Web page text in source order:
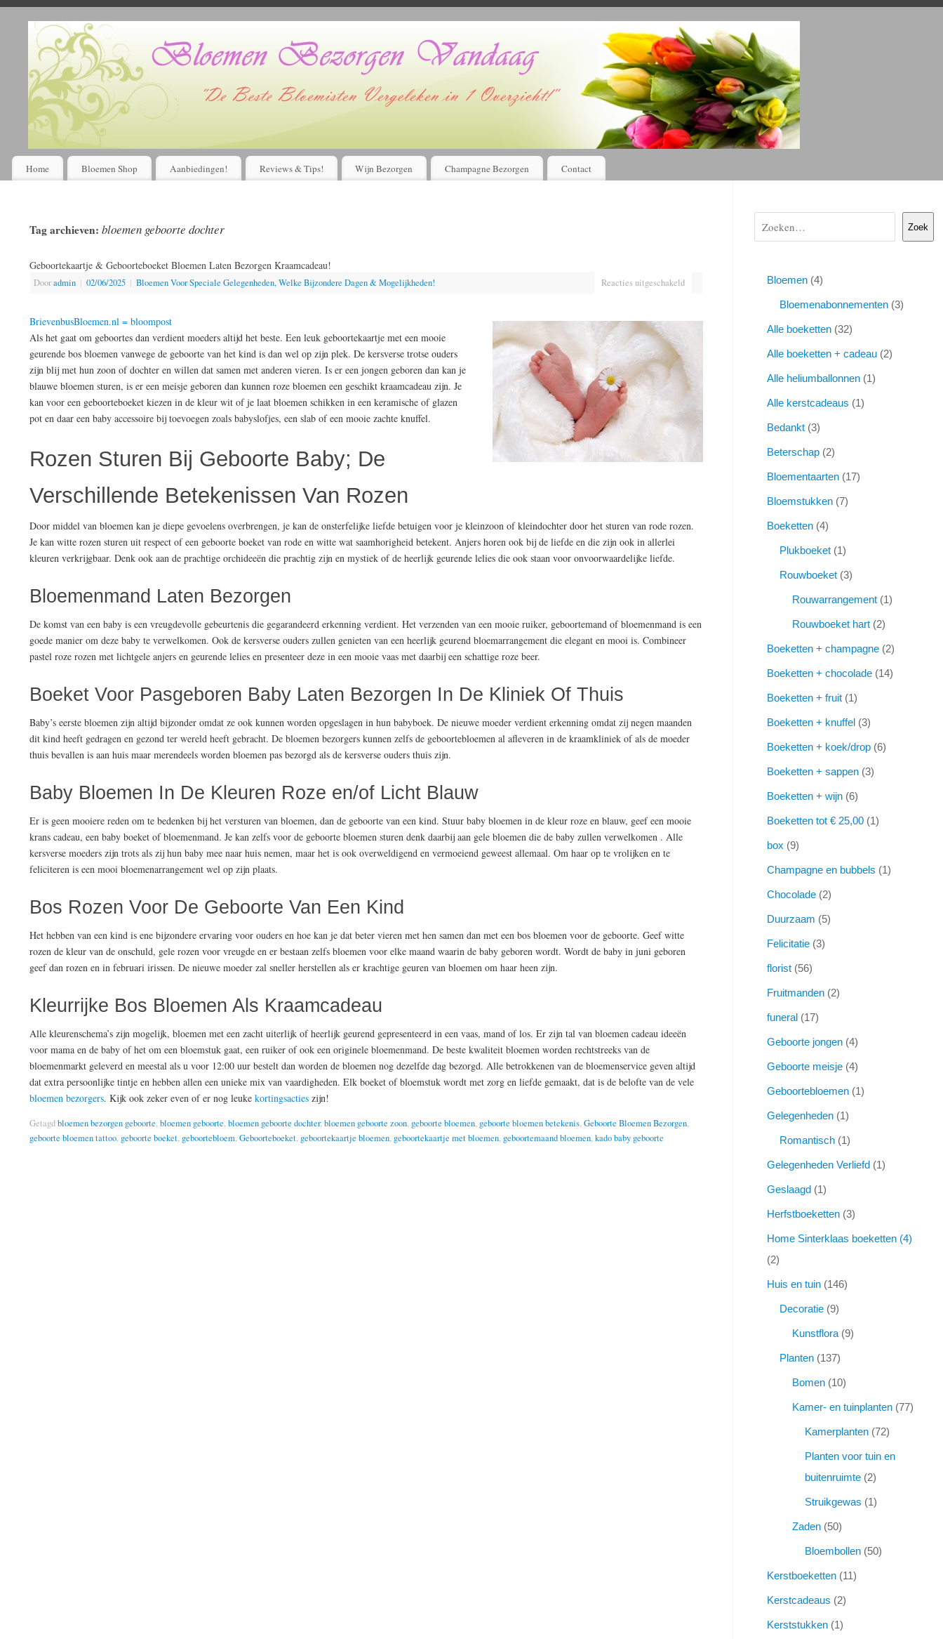
Voordelig bloemen bestellen en laten bezorgen? Kijk Hier!
Home Bloemen Shop Aanbiedingen! Reviews & Tips! Wijn Bezorgen Champagne Bezorgen Contact
Tag archieven: bloemen geboorte dochter
Geboortekaartje & Geboorteboeket Bloemen Laten Bezorgen Kraamcadeau!
Dooradmin | 02/06/2025 | Bloemen Voor Speciale Gelegenheden, Welke Bijzondere Dagen & Mogelijkheden! Reacties uitgeschakeld
BrievenbusBloemen.nl = bloompost
Als het gaat om geboortes dan verdient moeders altijd het beste. Een leuk geboortekaartje met een mooie
geurende bos bloemen vanwege de geboorte van het kind is dan wel op zijn plek. De kersverse trotse ouders
zijn blij met hun zoon of dochter en willen dat samen met anderen vieren. Is er een jongen geboren dan kan je
blauwe bloemen sturen, is er een meisje geboren dan kunnen roze bloemen een geschikt kraamcadeau zijn. Je
kan voor een geboorteboeket kiezen in de kleur wit of je laat bloemen schikken in een keramische of glazen
pot en daar een baby accessoire bij toevoegen zoals babyslofjes, een slab of een mooie zachte knuffel.
Rozen Sturen Bij Geboorte Baby; De
Verschillende Betekenissen Van Rozen
Door middel van bloemen kan je diepe gevoelens overbrengen, je kan de onsterfelijke liefde betuigen voor je kleinzoon of kleindochter door het sturen van rode rozen.
Je kan witte rozen sturen uit respect of een geboorte boeket van rode en witte wat saamhorigheid betekent. Anjers horen ook bij de liefde en die zijn ook in allerlei
kleuren verkrijgbaar. Denk ook aan de prachtige orchideeën die prachtig zijn en mystiek of de heerlijk geurende lelies die ook staan voor onvoorwaardelijke liefde.
Bloemenmand Laten Bezorgen
De komst van een baby is een vreugdevolle gebeurtenis die gegarandeerd erkenning verdient. Het verzenden van een mooie ruiker, geboortemand of bloemenmand is een
goede manier om deze baby te verwelkomen. Ook de kersverse ouders zullen genieten van een heerlijk geurend bloemarrangement die elegant en mooi is. Combineer
pastel roze rozen met lichtgele anjers en geurende lelies en presenteer deze in een mooie vaas met daarbij een schattige roze beer.
Boeket Voor Pasgeboren Baby Laten Bezorgen In De Kliniek Of Thuis
Baby’s eerste bloemen zijn altijd bijzonder omdat ze ook kunnen worden opgeslagen in hun babyboek. De nieuwe moeder verdient erkenning omdat zij negen maanden
dit kind heeft gedragen en gezond ter wereld heeft gebracht. De bloemen bezorgers kunnen zelfs de geboortebloemen al afleveren in de kraamkliniek of als de moeder
thuis bevallen is aan huis maar merendeels worden bloemen pas bezorgd als de kersverse ouders thuis zijn.
Baby Bloemen In De Kleuren Roze en/of Licht Blauw
Er is geen mooiere reden om te bedenken bij het versturen van bloemen, dan de geboorte van een kind. Stuur baby bloemen in de kleur roze en blauw, geef een mooie
krans cadeau, een baby boeket of bloemenmand. Je kan zelfs voor de geboorte bloemen sturen denk daarbij aan gele bloemen die de baby zullen verwelkomen . Alle
kersverse moeders zijn trots als zij hun baby mee naar huis nemen, maar het is ook overweldigend en vermoeiend geweest allemaal. Om haar op te vrolijken en te
feliciteren is een mooi bloemenarrangement wel op zijn plaats.
Bos Rozen Voor De Geboorte Van Een Kind
Het hebben van een kind is ene bijzondere ervaring voor ouders en hoe kan je dat beter vieren met hen samen dan met een bos bloemen voor de geboorte. Geef witte
rozen de kleur van de onschuld, gele rozen voor vreugde en er bestaan zelfs bloemen voor elke maand waarin de baby geboren wordt. Wordt de baby in juni geboren
geef dan rozen en in februari irissen. De nieuwe moeder zal sneller herstellen als er krachtige geuren van bloemen om haar heen zijn.
Kleurrijke Bos Bloemen Als Kraamcadeau
Alle kleurenschema’s zijn mogelijk, bloemen met een zacht uiterlijk of heerlijk geurend gepresenteerd in een vaas, mand of los. Er zijn tal van bloemen cadeau ideeën
voor mama en de baby of het om een bloemstuk gaat, een ruiker of ook een originele bloemenmand. De beste kwaliteit bloemen worden rechtstreeks van de
bloemenmarkt geleverd en meestal als u voor 12:00 uur bestelt dan worden de bloemen nog dezelfde dag bezorgd. Alle betrokkenen van de bloemenservice geven altijd
dat extra persoonlijke tintje en hebben allen een unieke mix van vaardigheden. Elk boeket of bloemstuk wordt met zorg en liefde gemaakt, dat is de belofte van de vele
bloemen bezorgers. Kijk ook zeker even of er nog leuke kortingsacties zijn!
Getagdbloemen bezorgen geboorte,bloemen geboorte,bloemen geboorte dochter,bloemen geboorte zoon, geboorte bloemen, geboorte bloemen betekenis,Geboorte Bloemen Bezorgen,
geboorte bloemen tattoo, geboorte boeket, geboortebloem,Geboorteboeket, geboortekaartje bloemen, geboortekaartje met bloemen, geboortemaand bloemen,kado baby geboorte
Zoek
Bloemen 4
Bloemenabonnementen 3
Alle boeketten 32
Alle boeketten + cadeau 2
Alle heliumballonnen 1
Alle kerstcadeaus 1
Bedankt 3
Beterschap 2
Bloementaarten 17
Bloemstukken 7
Boeketten 4
Plukboeket 1
Rouwboeket 3
Rouwarrangement 1
Rouwboeket hart 2
Boeketten + champagne 2
Boeketten + chocolade 14
Boeketten + fruit 1
Boeketten + knuffel 3
Boeketten + koek/drop 6
Boeketten + sappen 3
Boeketten + wijn 6
Boeketten tot € 25,00 1
box 9
Champagne en bubbels 1
Chocolade 2
Duurzaam 5
Felicitatie 3
florist 56
Fruitmanden 2
funeral 17
Geboorte jongen 4
Geboorte meisje 4
Geboortebloemen 1
Gelegenheden 1
Romantisch 1
Gelegenheden Verliefd 1
Geslaagd 1
Herfstboeketten 3
Home Sinterklaas boeketten (4)
2
Huis en tuin 146
Decoratie 9
Kunstflora 9
Planten 137
Bomen 10
Kamer- en tuinplanten 77
Kamerplanten 72
Planten voor tuin en
buitenruimte 2
Struikgewas 1
Zaden 50
Bloembollen 50
Kerstboeketten 11
Kerstcadeaus 2
Kerststukken 1